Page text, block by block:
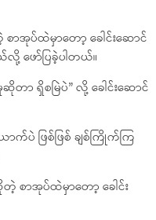
စာအုပ်ထဲမှာတော့ ခေါင်းဆောင်
ဖော်ပြခဲ့ပါတယ်။
တာ ရှိစမြဲပဲ” လို့ ခေါင်းဆောင်
ာက်ပဲ ဖြစ်ဖြစ် ချစ်ကြိုက်ကြ
တဲ့ စာအုပ်ထဲမှာတော့ ခေါင်း